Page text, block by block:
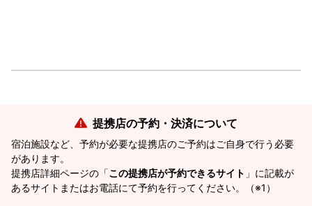
提携店の予約・決済について
宿泊施設など、予約が必要な提携店のご予約はご自身で行う必要
があります。
提携店詳細ページの「この提携店が予約できるサイト 」に記載が
あるサイトまたはお電話にて予約を行ってください。（※1）